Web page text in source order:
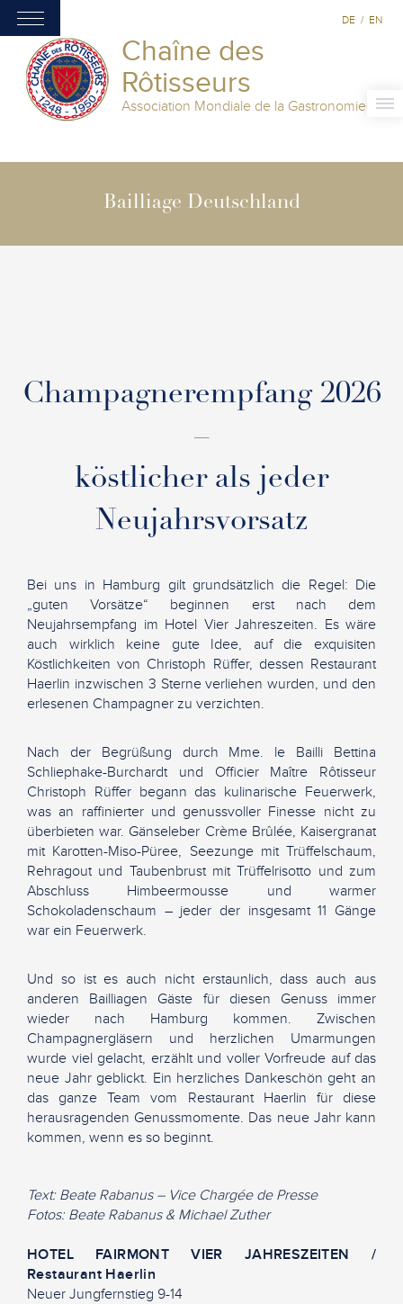
Chaîne des
Rôtisseurs
Association Mondiale de la Gastronomie
DE / EN
Bailliage Deutschland
Champagnerempfang 2026
–
köstlicher als jeder
Neujahrsvorsatz
Bei uns in Hamburg gilt grundsätzlich die Regel: Die
„guten Vorsätze“ beginnen erst nach dem
Neujahrsempfang im Hotel Vier Jahreszeiten. Es wäre
auch wirklich keine gute Idee, auf die exquisiten
Köstlichkeiten von Christoph Rüffer, dessen Restaurant
Haerlin inzwischen 3 Sterne verliehen wurden, und den
erlesenen Champagner zu verzichten.
Nach der Begrüßung durch Mme. le Bailli Bettina
Schliephake-Burchardt und Officier Maître Rôtisseur
Christoph Rüffer begann das kulinarische Feuerwerk,
was an raffinierter und genussvoller Finesse nicht zu
überbieten war. Gänseleber Crème Brûlée, Kaisergranat
mit Karotten-Miso-Püree, Seezunge mit Trüffelschaum,
Rehragout und Taubenbrust mit Trüffelrisotto und zum
Abschluss Himbeermousse und warmer
Schokoladenschaum – jeder der insgesamt 11 Gänge
war ein Feuerwerk.
Und so ist es auch nicht erstaunlich, dass auch aus
anderen Bailliagen Gäste für diesen Genuss immer
wieder nach Hamburg kommen. Zwischen
Champagnergläsern und herzlichen Umarmungen
wurde viel gelacht, erzählt und voller Vorfreude auf das
neue Jahr geblickt. Ein herzliches Dankeschön geht an
das ganze Team vom Restaurant Haerlin für diese
herausragenden Genussmomente. Das neue Jahr kann
kommen, wenn es so beginnt.
Text: Beate Rabanus – Vice Chargée de Presse
Fotos: Beate Rabanus & Michael Zuther
HOTEL FAIRMONT VIER JAHRESZEITEN /
Restaurant Haerlin
Neuer Jungfernstieg 9-14